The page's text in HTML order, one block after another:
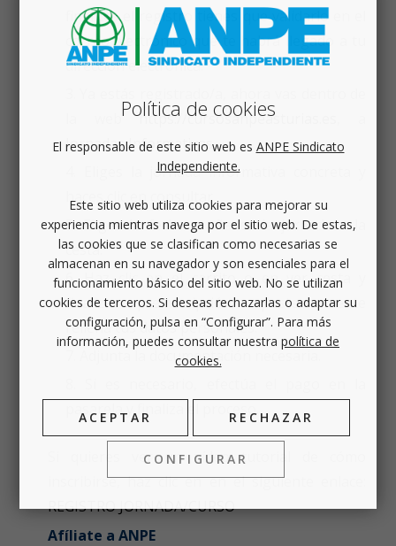
finalices el registro tienes que validarlo en el
correo electrónico que te habrá llegado a tu
dirección electrónica.
https://cursosanpeasturias.es
Jornadas Informativas.
Eliges la jornada informativa concreta y
haces clic en consultar.
Eliges la fecha y añades la jornada a la
cesta.
Haz clic en el carrito o en ver cesta y
finaliza preinscripción, posteriormente
rellena tus datos personales.
Adjunta la documentación necesaria.
pasarela y finaliza el proceso.
Si quieres ver un vídeo tutorial de cómo
inscribirse, haz clic en en el siguiente enlace:
REGISTRO JORNADA/CURSO
Afíliate a ANPE
Política de cookies
El responsable de este sitio web es ANPE Sindicato
Independiente.
Este sitio web utiliza cookies para mejorar su
experiencia mientras navega por el sitio web. De estas,
las cookies que se clasifican como necesarias se
almacenan en su navegador y son esenciales para el
funcionamiento básico del sitio web. No se utilizan
cookies de terceros. Si deseas rechazarlas o adaptar su
configuración, pulsa en “Configurar”. Para más
información, puedes consultar nuestra política de
cookies.
ACEPTAR RECHAZAR
CONFIGURAR